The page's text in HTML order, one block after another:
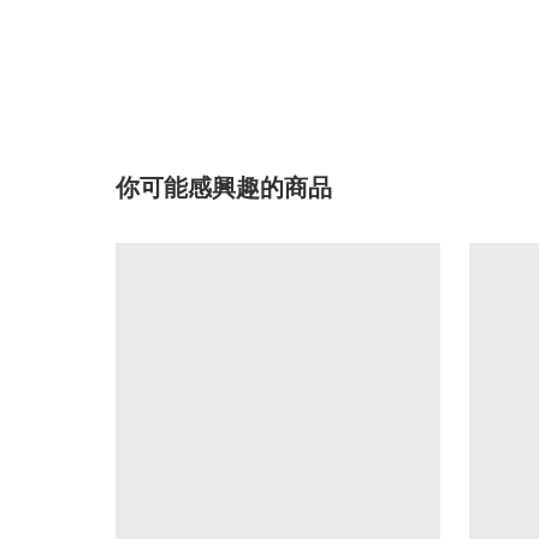
你可能感興趣的商品